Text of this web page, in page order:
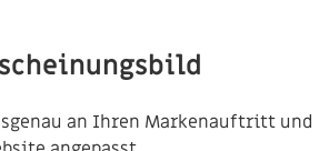
an Ihren Markenauftritt und